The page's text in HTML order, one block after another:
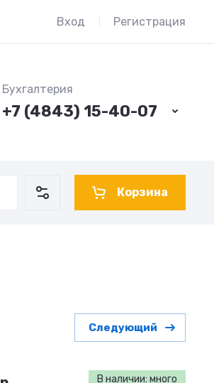
Вход Регистрация
Бухгалтерия
+7 (4843) 15-40-07
Корзина
Следующий
В наличии: много